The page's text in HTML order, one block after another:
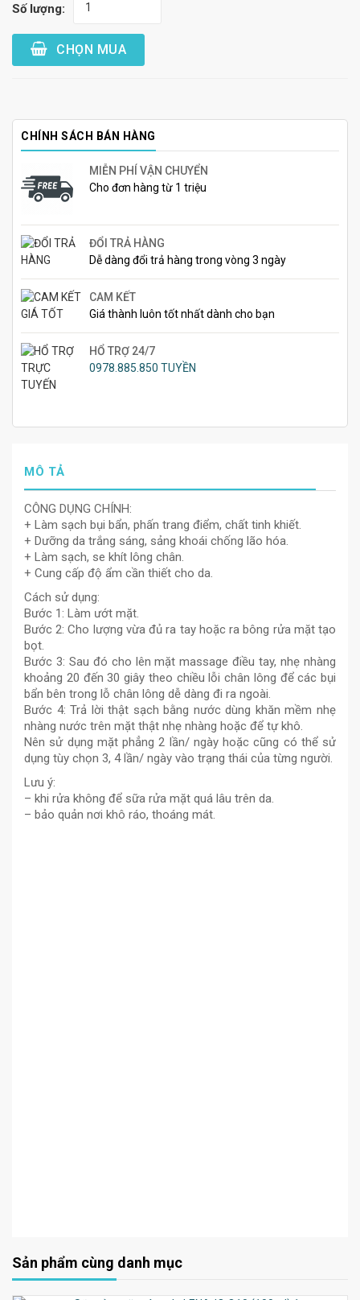
Số lượng:
CHỌN MUA
CHÍNH SÁCH BÁN HÀNG
MIỄN PHÍ VẬN CHUYỂN
Cho đơn hàng từ 1 triệu
ĐỔI TRẢ HÀNG
Dễ dàng đổi trả hàng trong vòng 3 ngày
CAM KẾT
Giá thành luôn tốt nhất dành cho bạn
HỔ TRỢ 24/7
0978.885.850 TUYỀN
MÔ TẢ
CÔNG DỤNG CHÍNH:
+ Làm sạch bụi bẩn, phấn trang điểm, chất tinh khiết.
+ Dưỡng da trắng sáng, sảng khoái chống lão hóa.
+ Làm sạch, se khít lông chân.
+ Cung cấp độ ẩm cần thiết cho da.
Cách sử dụng:
Bước 1: Làm ướt mặt.
Bước 2: Cho lượng vừa đủ ra tay hoặc ra bông rửa mặt tạo
bọt.
Bước 3: Sau đó cho lên mặt massage điều tay, nhẹ nhàng
khoảng 20 đến 30 giây theo chiều lỗi chân lông để các bụi
bẩn bên trong lỗ chân lông dễ dàng đi ra ngoài.
Bước 4: Trả lời thật sạch bằng nước dùng khăn mềm nhẹ
nhàng nước trên mặt thật nhẹ nhàng hoặc để tự khô.
Nên sử dụng mặt phẳng 2 lần/ ngày hoặc cũng có thể sử
dụng tùy chọn 3, 4 lần/ ngày vào trạng thái của từng người.
Lưu ý:
– khi rửa không để sữa rửa mặt quá lâu trên da.
– bảo quản nơi khô ráo, thoáng mát.
Sản phẩm cùng danh mục